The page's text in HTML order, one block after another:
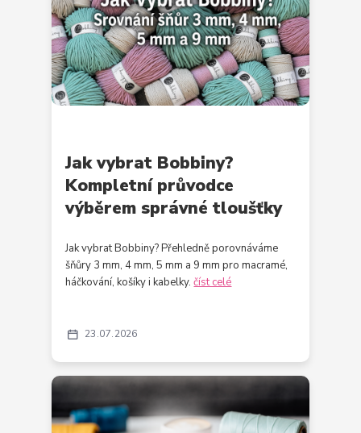
23 07 2026
Jak vybrat Bobbiny?
Kompletní průvodce
výběrem správné tloušťky
Jak vybrat Bobbiny? Přehledně porovnáváme
šňůry 3 mm, 4 mm, 5 mm a 9 mm pro macramé,
háčkování, košíky i kabelky.číst celé